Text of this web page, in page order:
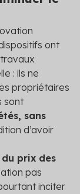
ont
: ils ne
propriétaires
sont
sans
d’avoir
du prix des
pas
inciter